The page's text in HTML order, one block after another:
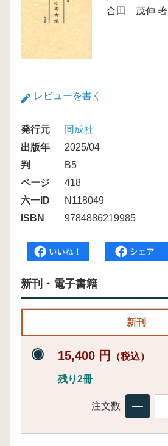
合田 茂伸 著
レビューを書く
発行元
同成社
出版年
2025/04
判
B5
ページ
418
六一ID
N118049
ISBN
9784886219985
新刊・電子書籍
新刊
15,400 円 （税込）
残り2冊
注文数